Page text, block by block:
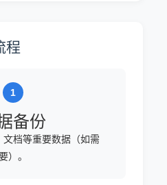
程
备份
档等重要数据（如需
）。